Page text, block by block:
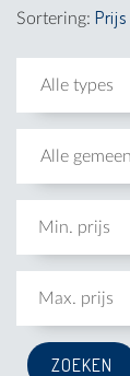
Sortering: Prijs
Alle types
Alle